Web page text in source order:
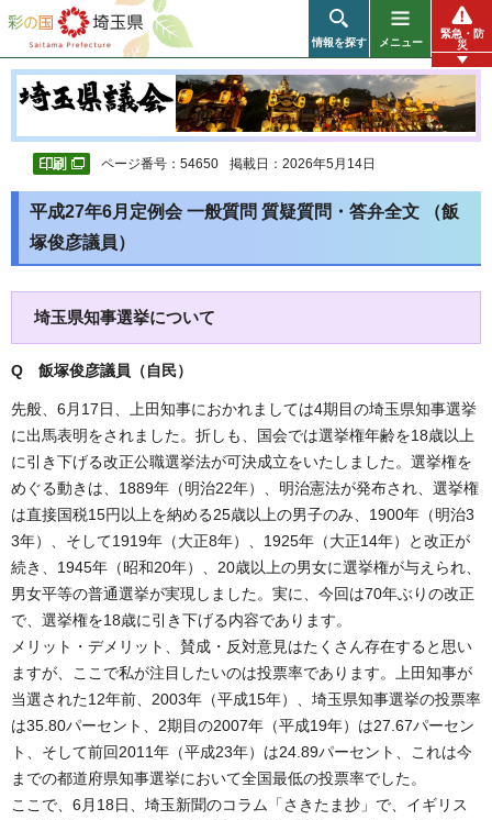
彩の国 埼玉県
情報を探す メニュー
緊急・防
災
ページ番号：54650 掲載日：2026年5月14日
平成27年6月定例会 一般質問 質疑質問・答弁全文 （飯
塚俊彦議員）
埼玉県知事選挙について
Q 飯塚俊彦議員（自民）
先般、6月17日、上田知事におかれましては4期目の埼玉県知事選挙
に出馬表明をされました。折しも、国会では選挙権年齢を18歳以上
に引き下げる改正公職選挙法が可決成立をいたしました。選挙権を
めぐる動きは、1889年（明治22年）、明治憲法が発布され、選挙権
は直接国税15円以上を納める25歳以上の男子のみ、1900年（明治3
3年）、そして1919年（大正8年）、1925年（大正14年）と改正が
続き、1945年（昭和20年）、20歳以上の男女に選挙権が与えられ、
男女平等の普通選挙が実現しました。実に、今回は70年ぶりの改正
で、選挙権を18歳に引き下げる内容であります。
メリット・デメリット、賛成・反対意見はたくさん存在すると思い
ますが、ここで私が注目したいのは投票率であります。上田知事が
当選された12年前、2003年（平成15年）、埼玉県知事選挙の投票率
は35.80パーセント、2期目の2007年（平成19年）は27.67パーセン
ト、そして前回2011年（平成23年）は24.89パーセント、これは今
までの都道府県知事選挙において全国最低の投票率でした。
ここで、6月18日、埼玉新聞のコラム「さきたま抄」で、イギリス